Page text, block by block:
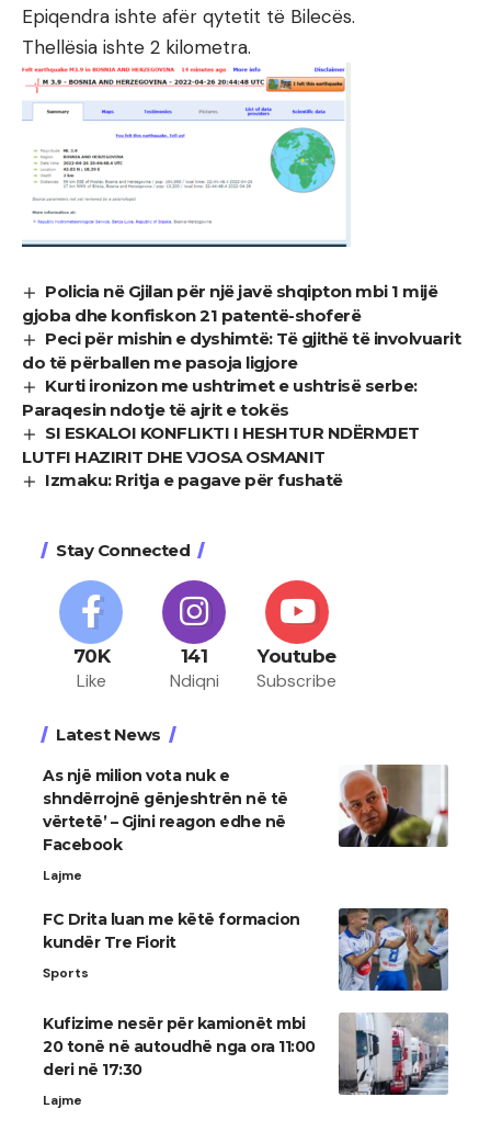
Epiqendra ishte afër qytetit të Bilecës.
Thellësia ishte 2 kilometra.
Policia në Gjilan për një javë shqipton mbi 1 mijë
gjoba dhe konfiskon 21 patentë-shoferë
Peci për mishin e dyshimtë: Të gjithë të involvuarit
do të përballen me pasoja ligjore
Kurti ironizon me ushtrimet e ushtrisë serbe:
Paraqesin ndotje të ajrit e tokës
SI ESKALOI KONFLIKTI I HESHTUR NDËRMJET
LUTFI HAZIRIT DHE VJOSA OSMANIT
Izmaku: Rritja e pagave për fushatë
Stay Connected
70K
Like
141
Ndiqni
Youtube
Subscribe
Latest News
As një milion vota nuk e
shndërrojnë gënjeshtrën në të
vërtetë’ – Gjini reagon edhe në
Facebook
Lajme
FC Drita luan me këtë formacion
kundër Tre Fiorit
Sports
Kufizime nesër për kamionët mbi
20 tonë në autoudhë nga ora 11:00
deri në 17:30
Lajme